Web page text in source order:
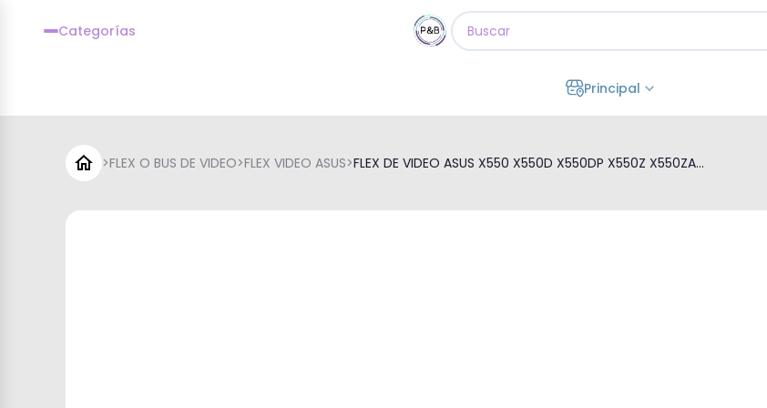
Categorías
Principal
>FLEX O BUS DE VIDEO>FLEX VIDEO ASUS>FLEX DE VIDEO ASUS X550 X550D X550DP X550Z X550ZA...